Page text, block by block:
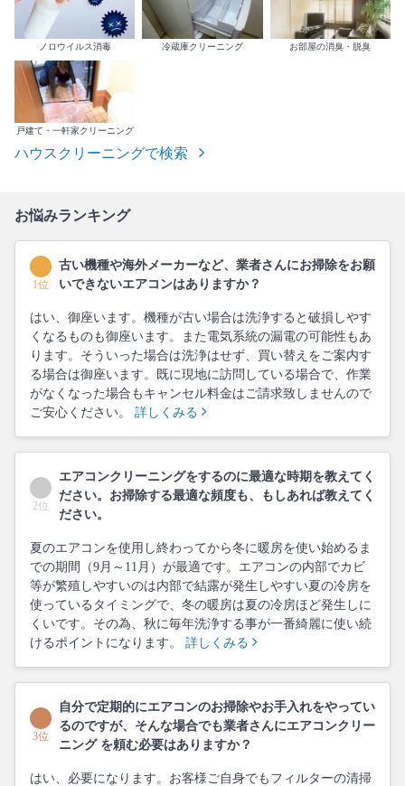
ノロウイルス消毒 冷蔵庫クリーニング お部屋の消臭・脱臭
戸建て・一軒家クリーニング
ハウスクリーニングで検索
お悩みランキング
1位
古い機種や海外メーカーなど、業者さんにお掃除をお願
いできないエアコンはありますか？
はい、御座います。機種が古い場合は洗浄すると破損しやす
くなるものも御座います。また電気系統の漏電の可能性もあ
ります。そういった場合は洗浄はせず、買い替えをご案内す
る場合は御座います。既に現地に訪問している場合で、作業
がなくなった場合もキャンセル料金はご請求致しませんので
ご安心ください。 詳しくみる
2位
エアコンクリーニングをするのに最適な時期を教えてく
ださい。お掃除する最適な頻度も、もしあれば教えてく
ださい。
夏のエアコンを使用し終わってから冬に暖房を使い始めるま
での期間（9月～11月）が最適です。エアコンの内部でカビ
等が繁殖しやすいのは内部で結露が発生しやすい夏の冷房を
使っているタイミングで、冬の暖房は夏の冷房ほど発生しに
くいです。その為、秋に毎年洗浄する事が一番綺麗に使い続
けるポイントになります。 詳しくみる
3位
自分で定期的にエアコンのお掃除やお手入れをやってい
るのですが、そんな場合でも業者さんにエアコンクリー
ニング を頼む必要はありますか？
はい、必要になります。お客様ご自身でもフィルターの清掃